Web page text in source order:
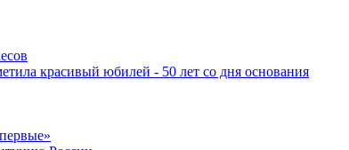
красивый юбилей - 50 лет со дня основания